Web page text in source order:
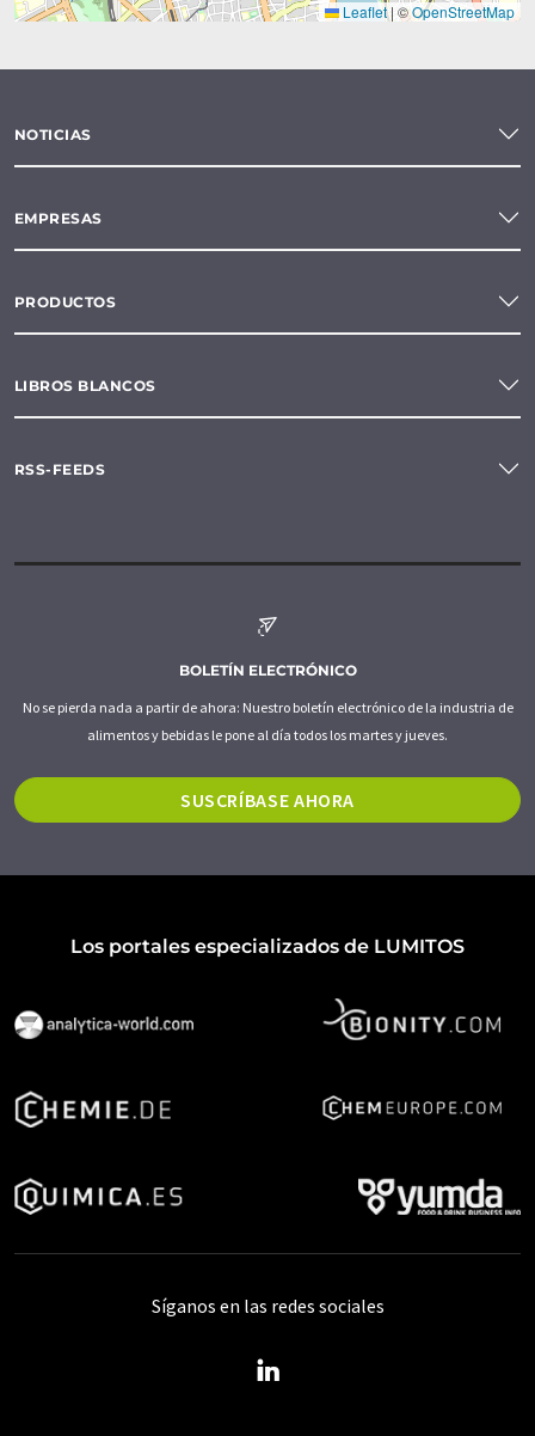
Leaflet| ©OpenStreetMap
NOTICIAS
EMPRESAS
PRODUCTOS
LIBROS BLANCOS
RSS-FEEDS
BOLETÍN ELECTRÓNICO
No se pierda nada a partir de ahora: Nuestro boletín electrónico de la industria de
alimentos y bebidas le pone al día todos los martes y jueves.
SUSCRÍBASE AHORA
Los portales especializados de LUMITOS
Síganos en las redes sociales